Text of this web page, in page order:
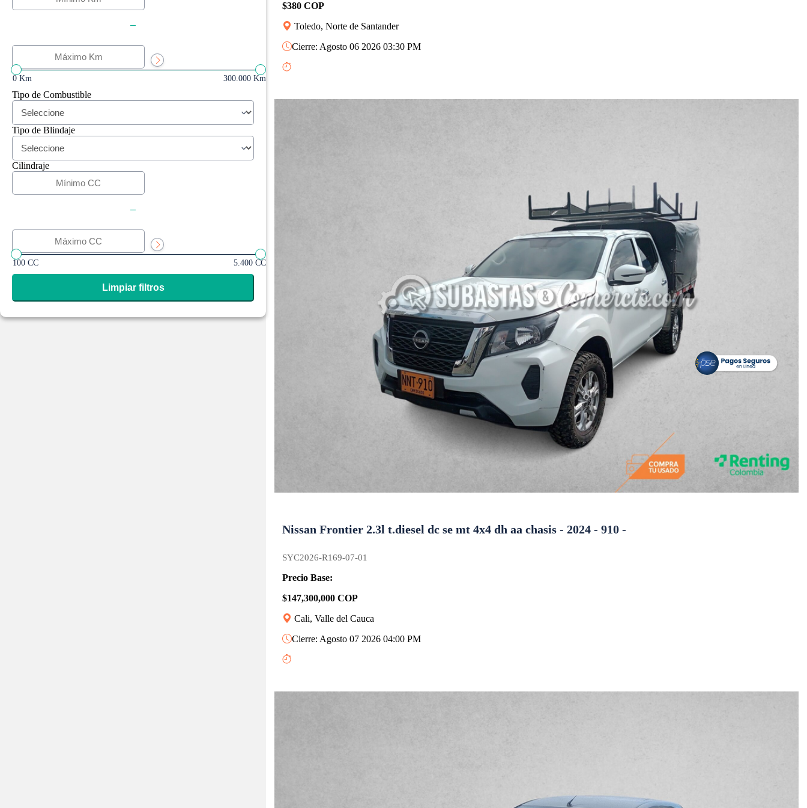
-
0 Km 300.000 Km
Tipo de Combustible
Tipo de Blindaje
Cilindraje
-
100 CC 5.400 CC
Limpiar filtros
$380 COP
Toledo, Norte de Santander
Cierre: Agosto 06 2026 03:30 PM
Nissan Frontier 2.3l t.diesel dc se mt 4x4 dh aa chasis - 2024 - 910 -
SYC2026-R169-07-01
Precio Base:
$147,300,000 COP
Cali, Valle del Cauca
Cierre: Agosto 07 2026 04:00 PM